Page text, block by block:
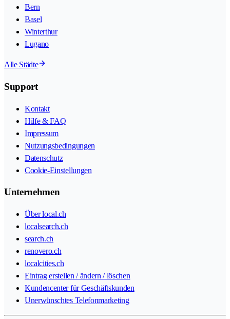
Bern
Basel
Winterthur
Lugano
Alle Städte
Support
Kontakt
Hilfe & FAQ
Impressum
Nutzungsbedingungen
Datenschutz
Cookie-Einstellungen
Unternehmen
Über local.ch
localsearch.ch
search.ch
renovero.ch
localcities.ch
Eintrag erstellen / ändern / löschen
Kundencenter für Geschäftskunden
Unerwünschtes Telefonmarketing